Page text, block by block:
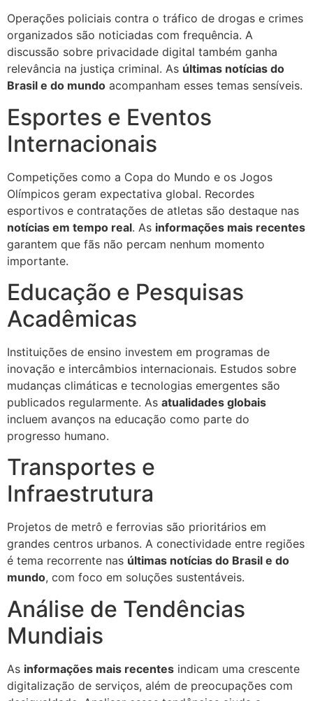
Operações policiais contra o tráfico de drogas e crimes
organizados são noticiadas com frequência. A
discussão sobre privacidade digital também ganha
relevância na justiça criminal. As últimas notícias do
Brasil e do mundo acompanham esses temas sensíveis.
Esportes e Eventos
Internacionais
Competições como a Copa do Mundo e os Jogos
Olímpicos geram expectativa global. Recordes
esportivos e contratações de atletas são destaque nas
notícias em tempo real. As informações mais recentes
garantem que fãs não percam nenhum momento
importante.
Educação e Pesquisas
Acadêmicas
Instituições de ensino investem em programas de
inovação e intercâmbios internacionais. Estudos sobre
mudanças climáticas e tecnologias emergentes são
publicados regularmente. As atualidades globais
incluem avanços na educação como parte do
progresso humano.
Transportes e
Infraestrutura
Projetos de metrô e ferrovias são prioritários em
grandes centros urbanos. A conectividade entre regiões
é tema recorrente nas últimas notícias do Brasil e do
mundo, com foco em soluções sustentáveis.
Análise de Tendências
Mundiais
As informações mais recentes indicam uma crescente
digitalização de serviços, além de preocupações com